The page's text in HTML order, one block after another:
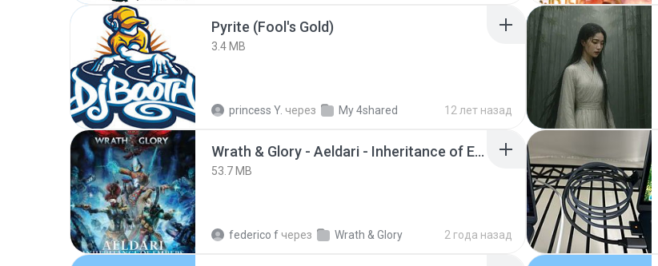
Pyrite (Fool's Gold)
3.4 MB
princess Y. через My 4shared 12 лет назад
Wrath & Glory - Aeldari - Inheritance of Embers.pdf
53.7 MB
federico f через Wrath & Glory 2 года назад